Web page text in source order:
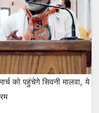
को पहुंचेगे सिवनी मालवा, ये